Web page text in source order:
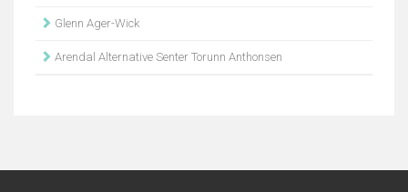
Glenn Ager-Wick
Arendal Alternative Senter Torunn Anthonsen